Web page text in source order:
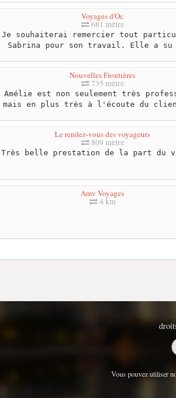
Voyages d'Oc
681 mètre
Je souhaiterai remercier tout
Sabrina pour son travail. Elle a
Nouvelles Frontières
735 mètre
Amélie est non seulement très
mais en plus très à l'écoute du
Le rendez-vous des voyageurs
809 mètre
Très belle prestation de la part du
Amv Voyages
4 km
Vous pouvez utiliser